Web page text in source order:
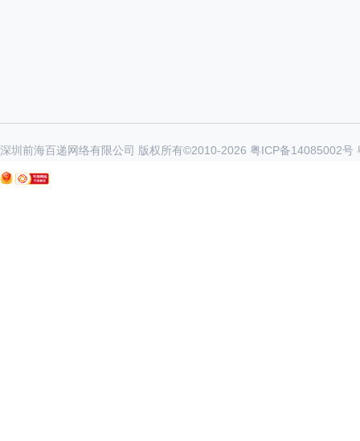
深圳前海百递网络有限公司 版权所有©2010-2026 粤ICP备14085002号